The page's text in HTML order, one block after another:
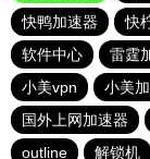
快鸭加速器
快
软件中心
雷霆
小美vpn
小美
国外上网加速器
outline
解锁机